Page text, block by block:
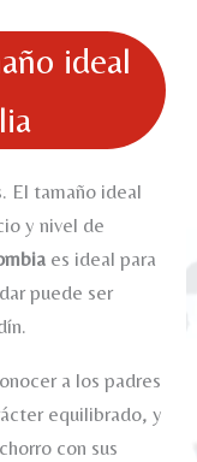
ideal
El tamaño ideal
y nivel de
es ideal para
puede ser
a los padres
equilibrado, y
con sus